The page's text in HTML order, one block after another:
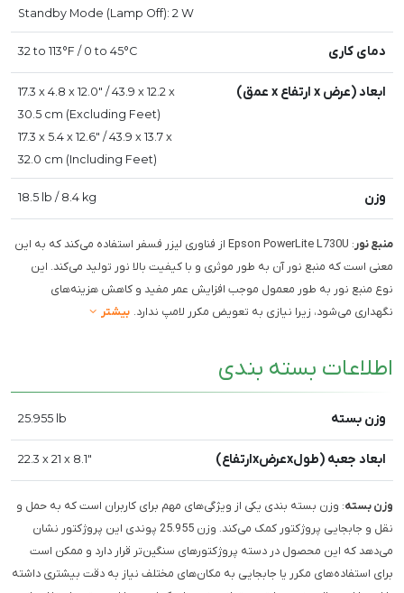
Standby Mode (Lamp Off): 2 W
دمای کاری 32 to 113°F / 0 to 45°C
ابعاد (عرض x ارتفاع x عمق)
17.3 x 4.8 x 12.0" / 43.9 x 12.2 x
30.5 cm (Excluding Feet)
17.3 x 5.4 x 12.6" / 43.9 x 13.7 x
32.0 cm (Including Feet)
وزن 18.5 lb / 8.4 kg
منبع نور
: Epson PowerLite L730U از فناوری لیزر فسفر استفاده می‌کند که به این
معنی است که منبع نور آن به طور موثری و با کیفیت بالا نور تولید می‌کند. این
نوع منبع نور به طور معمول موجب افزایش عمر مفید و کاهش هزینه‌های
نگهداری می‌شود، زیرا نیازی به تعویض مکرر لامپ ندارد. بیشتر
اطلاعات بسته بندی
وزن بسته 25.955 lb
ابعاد جعبه (طولxعرضxارتفاع) 22.3 x 21 x 8.1"
وزن بسته: وزن بسته بندی یکی از ویژگی‌های مهم برای کاربران است که به حمل و
نقل و جابجایی پروژکتور کمک می‌کند. وزن 25.955 پوندی این پروژکتور نشان
می‌دهد که این محصول در دسته پروژکتورهای سنگین‌تر قرار دارد و ممکن است
برای استفاده‌های مکرر یا جابجایی به مکان‌های مختلف نیاز به دقت بیشتری داشته